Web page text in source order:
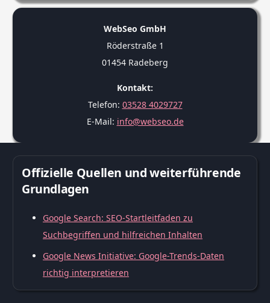
WebSeo GmbH
Röderstraße 1
01454 Radeberg
Kontakt:
Telefon: 03528 4029727
E-Mail: info@webseo.de
Offizielle Quellen und weiterführende
Grundlagen
Google Search: SEO-Startleitfaden zu
Suchbegriffen und hilfreichen Inhalten
Google News Initiative: Google-Trends-Daten
richtig interpretieren